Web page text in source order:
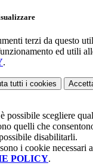
terzi da questo
ed utili
.
tutti i cookies
possibile scegliere
quelli che
disabilitarli.
i cookie necessari
POLICY.